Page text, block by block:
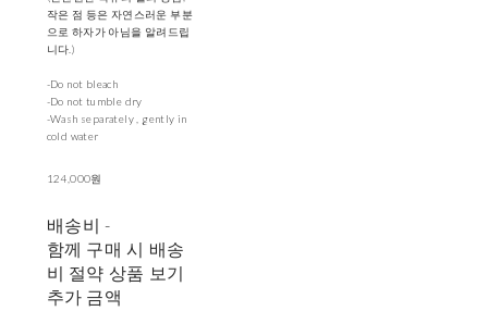
작은 점 등은 자연스러운 부분
으로 하자가 아님을 알려드립
니다.)
-Do not bleach
-Do not tumble dry
-Wash separately , gently in
cold water
124,000원
배송비-
함께 구매 시 배송
비 절약 상품 보기
추가 금액